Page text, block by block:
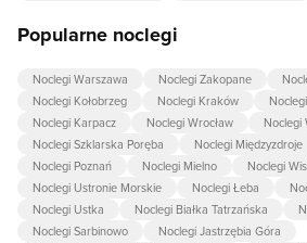
Popularne noclegi
Noclegi Warszawa Noclegi Zakopane
Noclegi Kołobrzeg
Noclegi Kraków
Noclegi Karpacz
Noclegi Wrocław
Noclegi
Noclegi Szklarska Poręba
Noclegi Międzyzdroje
Noclegi Poznań
Noclegi Mielno Noclegi
Noclegi Ustronie Morskie
Noclegi Łeba
Noclegi Ustka
Noclegi Białka Tatrzańska
Noclegi Sarbinowo
Noclegi Jastrzębia Góra